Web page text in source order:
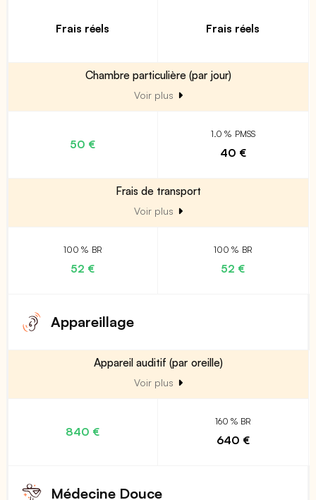
Frais réels Frais réels
Chambre particulière (par jour)
Voir plus
50 €
1.0 % PMSS
40 €
Frais de transport
Voir plus
100 % BR
52 €
100 % BR
52 €
Appareillage
Appareil auditif (par oreille)
Voir plus
840 €
160 % BR
640 €
Médecine Douce